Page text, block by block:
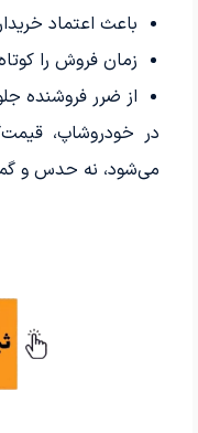
باعث اعتماد
زمان فروش را
از ضرر فروشنده
در خودروشاپ،
می‌شود، نه حدس و